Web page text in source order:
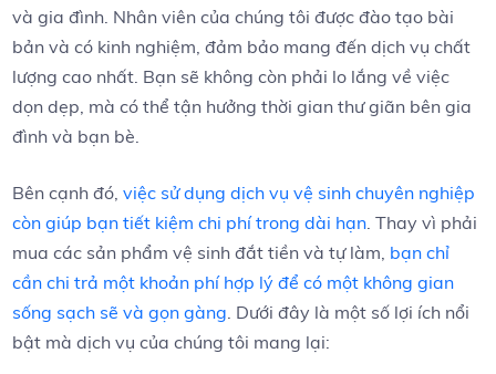
và gia đình. Nhân viên của‌ chúng ⁣tôi được đào ‍tạo bài
‍bản và có kinh ⁤nghiệm, đảm bảo mang đến dịch vụ chất
lượng cao nhất. Bạn sẽ không còn phải lo lắng⁣ về việc
‌dọn dẹp, ⁢mà có thể ​tận⁤ hưởng⁣ thời ‍gian thư giãn bên‍ gia
đình và bạn ⁣bè.
Bên cạnh ‌đó,​việc sử⁤ dụng dịch vụ vệ‌ sinh chuyên nghiệp
còn giúp ​bạn ⁢tiết⁢ kiệm chi phí trong‌ dài‍ hạn. Thay vì ⁤phải⁣
mua ⁢các sản‌ phẩm vệ sinh ⁣đắt ⁢tiền và tự làm, bạn ⁤chỉ⁤
cần chi trả một khoản‌ phí ​hợp ‍lý để có một ‍không‌ gian
sống⁢ sạch sẽ và ⁤gọn gàng.‌ Dưới đây là một số lợi‍ ích nổi ​
bật mà dịch vụ của chúng ⁣tôi mang lại: